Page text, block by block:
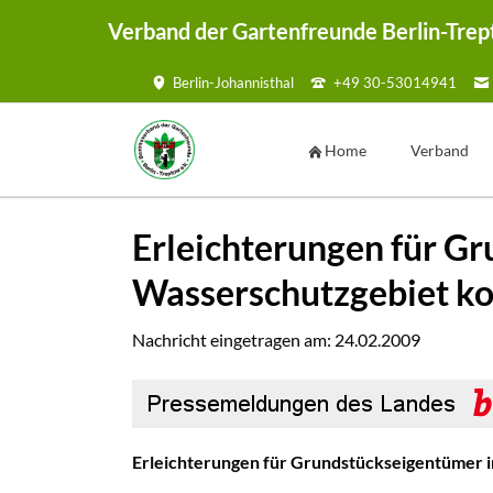
Verband der Gartenfreunde Berlin-
Berlin-Johannisthal +49 30-53014941
Home Verband
Erleichterungen für
Wasserschutzgebiet
Nachricht eingetragen am: 24.02.2009
Erleichterungen für Grundstückseigentümer